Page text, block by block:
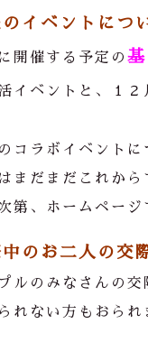
イベントにつ
開催する予定の
イベントと、１
コラボイベント
まだまだこれか
第、ホームペー
のお二人の交
ルのみなさんの
れない方もおら